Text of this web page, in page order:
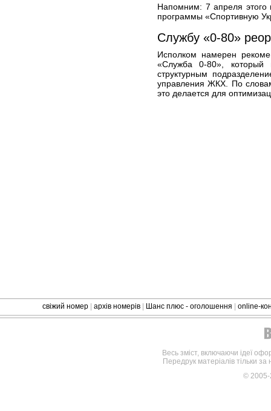
Напомним: 7 апреля этого
программы «Спортивную
Службу «0-80»
Исполком намерен
«Служба 0-80», который
структурным
управления ЖКХ. По
это делается для
свіжий номер архів номерів Шанс плюс - оголошення online-
Весь зміст, включаючи ідеї
Передрук матеріалів тільки
©